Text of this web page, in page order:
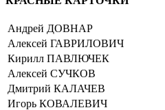
Андрей ДОВНАР
Алексей ГАВРИЛОВИЧ
Кирилл ПАВЛЮЧЕК
Алексей СУЧКОВ
Дмитрий КАЛАЧЕВ
Игорь КОВАЛЕВИЧ